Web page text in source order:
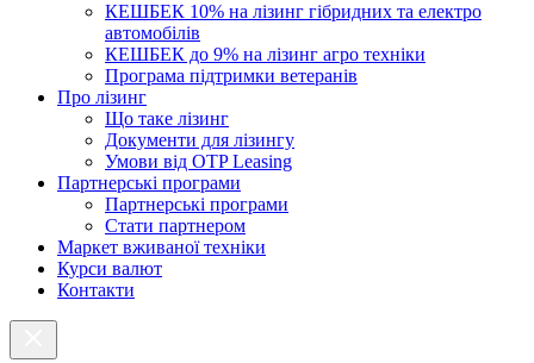
КЕШБЕК 10% на лізинг гібридних та електро
автомобілів
КЕШБЕК до 9% на лізинг агро техніки
Програма підтримки ветеранів
Про лізинг
Що таке лізинг
Документи для лізингу
Умови від OTP Leasing
Партнерські програми
Партнерські програми
Стати партнером
Маркет вживаної техніки
Курси валют
Контакти